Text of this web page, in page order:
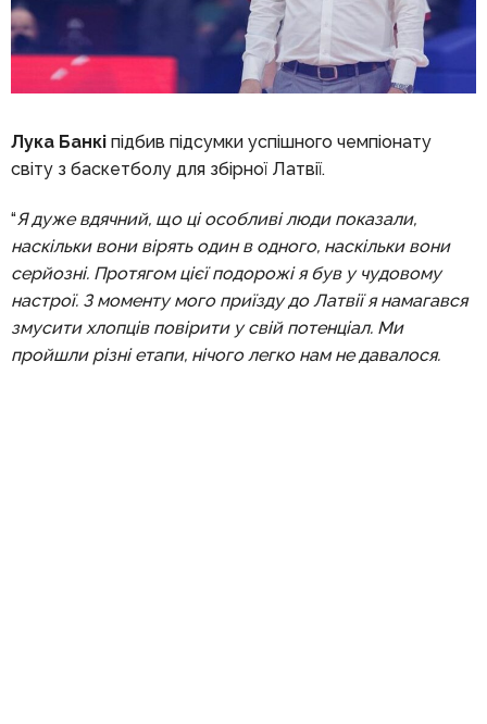
Лука Банкіпідбив підсумки успішного чемпіонату
світу з баскетболу для збірної Латвії.
“Я дуже вдячний, що ці особливі люди показали,
наскільки вони вірять один в одного, наскільки вони
серйозні. Протягом цієї подорожі я був у чудовому
настрої. З моменту мого приїзду до Латвії я намагався
змусити хлопців повірити у свій потенціал. Ми
пройшли різні етапи, нічого легко нам не давалося.